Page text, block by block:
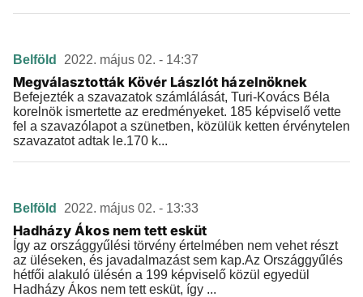
Belföld 2022. május 02. - 14:37
Megválasztották Kövér Lászlót házelnöknek
Befejezték a szavazatok számlálását, Turi-Kovács Béla
korelnök ismertette az eredményeket. 185 képviselő vette
fel a szavazólapot a szünetben, közülük ketten érvénytelen
szavazatot adtak le.170 k...
Belföld 2022. május 02. - 13:33
Hadházy Ákos nem tett esküt
Így az országgyűlési törvény értelmében nem vehet részt
az üléseken, és javadalmazást sem kap.Az Országgyűlés
hétfői alakuló ülésén a 199 képviselő közül egyedül
Hadházy Ákos nem tett esküt, így ...